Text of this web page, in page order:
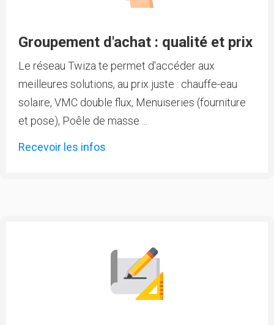
Groupement d'achat : qualité et prix
Le réseau Twiza te permet d'accéder aux
meilleures solutions, au prix juste : chauffe-eau
solaire, VMC double flux, Menuiseries (fourniture
et pose), Poêle de masse ...
Recevoir les infos